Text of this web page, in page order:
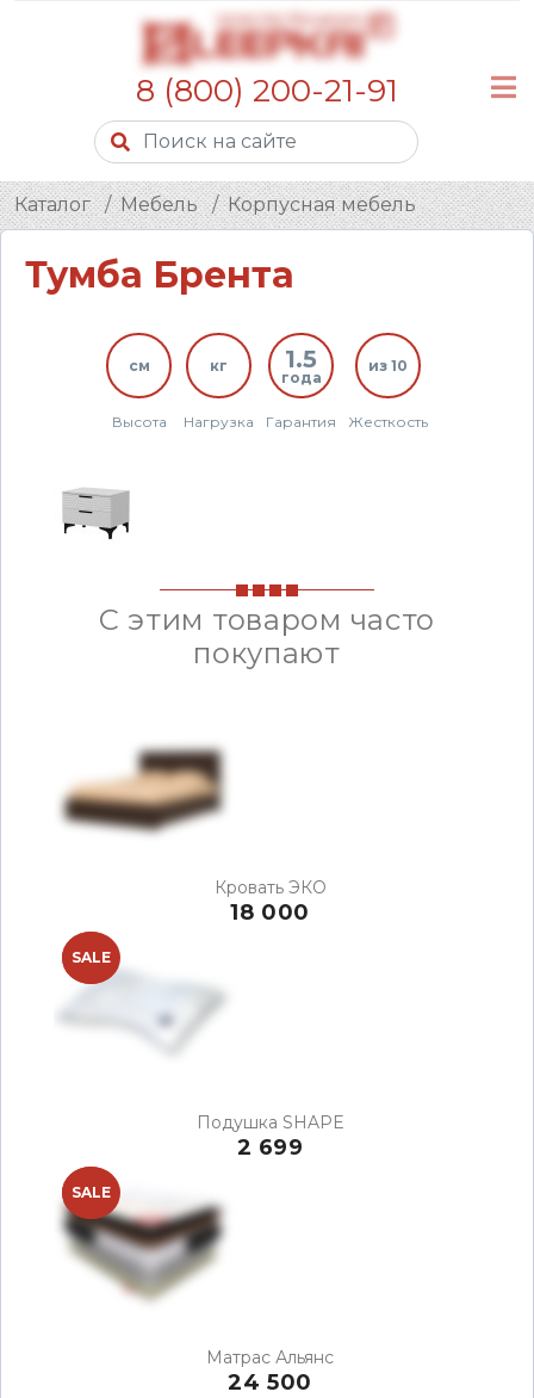
8 (800) 200-21-91
Каталог Мебель Корпусная мебель
Тумба Брента
см
Высота
кг
Нагрузка
1.5
года
Гарантия
из 10
Жесткость
С этим товаром часто
покупают
Кровать ЭКО
18 000
NEW
SALE
Подушка SHAPE
2 699
NEW
SALE
Матрас Альянс
24 500